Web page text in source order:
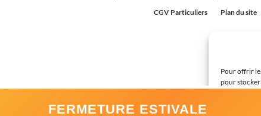
Pour offrir
pour stocker
CGV Particuliers
Plan du site
FERMETURE ESTIVALE